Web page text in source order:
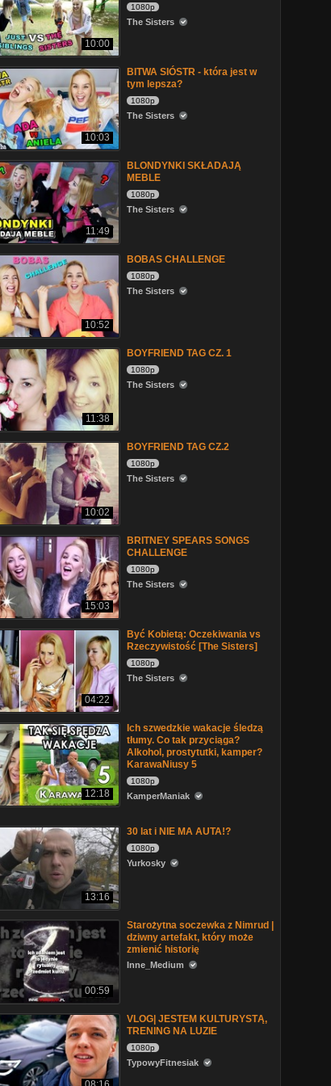
10:00
1080p
The Sisters
10:03
BITWA SIÓSTR - która jest w
tym lepsza?
1080p
The Sisters
11:49
BLONDYNKI SKŁADAJĄ
MEBLE
1080p
The Sisters
10:52
BOBAS CHALLENGE
1080p
The Sisters
11:38
BOYFRIEND TAG CZ. 1
1080p
The Sisters
10:02
BOYFRIEND TAG CZ.2
1080p
The Sisters
15:03
BRITNEY SPEARS SONGS
CHALLENGE
1080p
The Sisters
04:22
Być Kobietą: Oczekiwania vs
Rzeczywistość [The Sisters]
1080p
The Sisters
12:18
Ich szwedzkie wakacje śledzą
tłumy. Co tak przyciąga?
Alkohol, prostytutki, kamper?
KarawaNiusy 5
1080p
KamperManiak
13:16
30 lat i NIE MA AUTA!?
1080p
Yurkosky
00:59
Starożytna soczewka z Nimrud |
dziwny artefakt, który może
zmienić historię
Inne_Medium
VLOG| JESTEM KULTURYSTĄ,
TRENING NA LUZIE
1080p
TypowyFitnesiak